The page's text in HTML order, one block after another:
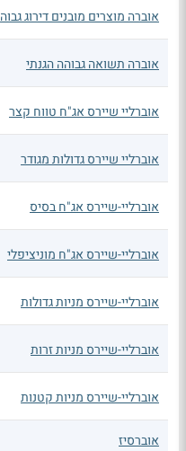
אוברה מוצרים מובנים דירוג גבוה
אוברה תשואה גבוהה הגנתי
אוברליי שיירס אג"ח טווח קצר
אוברליי שיירס גדולות מגודר
אוברליי-שיירס אג"ח בסיס
אוברליי-שיירס אג"ח מוניציפלי
אוברליי-שיירס מניות גדולות
אוברליי-שיירס מניות זרות
אוברליי-שיירס מניות קטנות
אוברסיז